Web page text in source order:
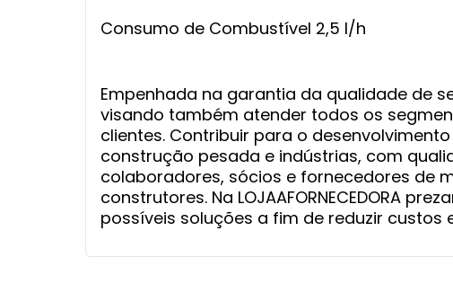
Consumo de Combustível 2,5 l/h
Empenhada na garantia da qualidade de
visando também atender todos os
clientes. Contribuir para o
construção pesada e indústrias, com
colaboradores, sócios e fornecedores de
construtores. Na LOJAAFORNECEDORA
possíveis soluções a fim de reduzir